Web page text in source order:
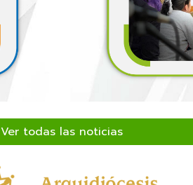
Ver todas las noticias